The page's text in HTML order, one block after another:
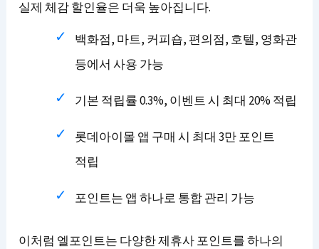
실제 체감 할인율은 더욱 높아집니다.
백화점, 마트, 커피숍, 편의점, 호텔, 영화관
등에서 사용 가능
기본 적립률 0.3%, 이벤트 시 최대 20% 적립
롯데아이몰 앱 구매 시 최대 3만 포인트
적립
포인트는 앱 하나로 통합 관리 가능
이처럼 엘포인트는 다양한 제휴사 포인트를 하나의